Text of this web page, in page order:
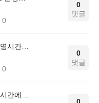
0
0
댓글
0
0
댓글